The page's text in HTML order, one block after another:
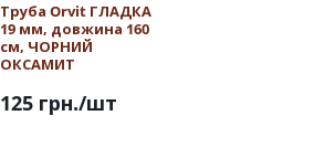
Труба Orvit ГЛАДКА
19 мм, довжина 160
см, ЧОРНИЙ
ОКСАМИТ
125 грн./шт